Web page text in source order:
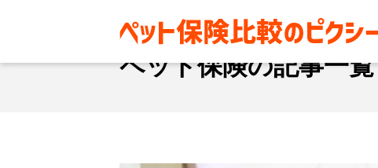
ペット保険
ペット保険の記事一覧